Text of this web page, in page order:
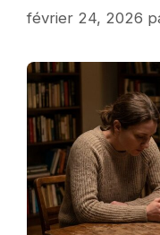
février 24, 2026